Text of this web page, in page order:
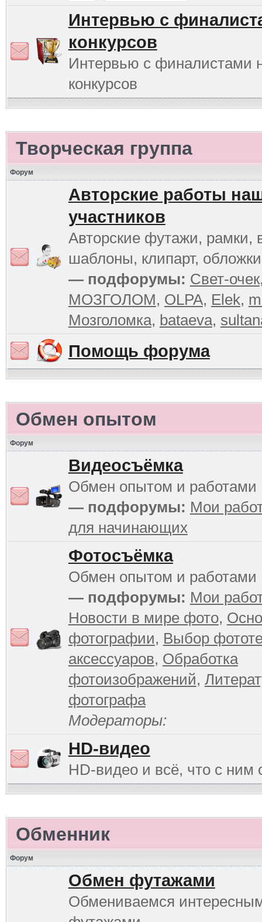
Интервью с
конкурсов
Интервью с финалистами
конкурсов
Творческая группа
Форум
Авторские работы
участников
Авторские футажи, рамки,
шаблоны, клипарт,
— подфорумы: Свет-очек
МОЗГОЛОМ, OLPA, Elek,
Мозголомка, bataeva,
Помощь форума
Обмен опытом
Форум
Видеосъёмка
Обмен опытом и работами
— подфорумы: Мои
для начинающих
Фотосъёмка
Обмен опытом и работами
— подфорумы: Мои
Новости в мире фото,
фотографии, Выбор
аксессуаров, Обработка
фотоизображений,
фотографа
Модераторы:
HD-видео
HD-видео и всё, что с ним
Обменник
Форум
Обмен футажами
Обмениваемся